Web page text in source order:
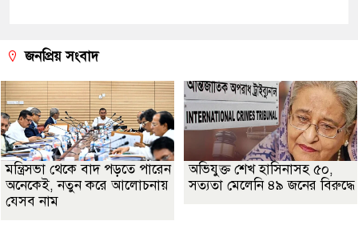
জনপ্রিয় সংবাদ
মন্ত্রিসভা থেকে বাদ পড়তে পারেন
অনেকেই, নতুন করে আলোচনায়
যেসব নাম
অভিযুক্ত শেখ হাসিনাসহ ৫০,
সত্যতা মেলেনি ৪৯ জনের বিরুদ্ধে